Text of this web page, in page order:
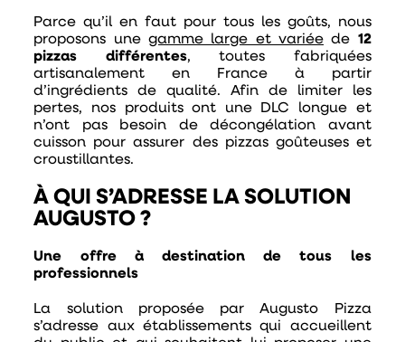
Parce qu’il en faut pour tous les goûts, nous
proposons unegamme large et variéede 12
pizzas différentes, toutes fabriquées
artisanalement en France à partir
d’ingrédients de qualité. Afin de limiter les
pertes, nos produits ont une DLC longue et
n’ont pas besoin de décongélation avant
cuisson pour assurer des pizzas goûteuses et
croustillantes.
À QUI S’ADRESSE LA SOLUTION
AUGUSTO ?
Une offre à destination de tous les
professionnels
La solution proposée par Augusto Pizza
s’adresse aux établissements qui accueillent